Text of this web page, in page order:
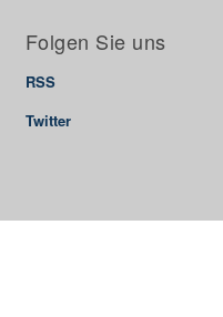
Folgen Sie uns
RSS
Twitter